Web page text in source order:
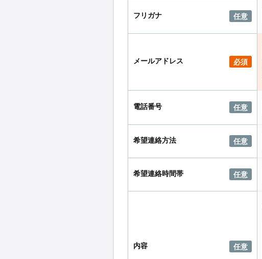
フリガナ 任意
メールアドレス 必須
電話番号 任意
希望連絡方法 任意
希望連絡時間帯 任意
内容 任意